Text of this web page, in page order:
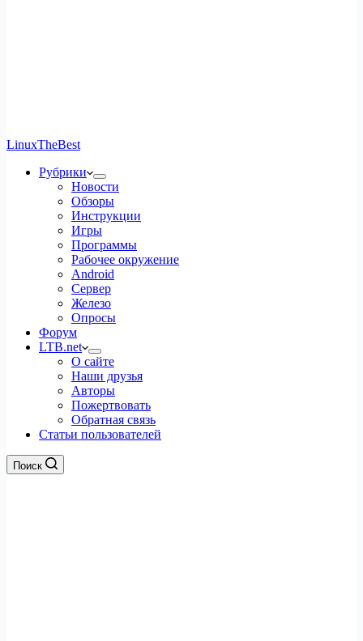
LinuxTheBest
Рубрики
Новости
Обзоры
Инструкции
Игры
Программы
Рабочее окружение
Android
Сервер
Железо
Опросы
Форум
LTB.net
О сайте
Наши друзья
Авторы
Пожертвовать
Обратная связь
Статьи пользователей
Поиск